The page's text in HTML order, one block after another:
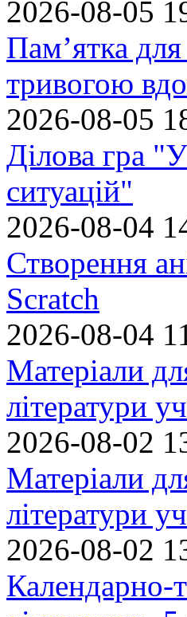
2026-08-05
Пам’ятка
тривогою
2026-08-05
Ділова гра
ситуацій"
2026-08-04
Створення
Scratch
2026-08-04
Матеріали
літератури
2026-08-02
Матеріали
літератури
2026-08-02
Календарно-